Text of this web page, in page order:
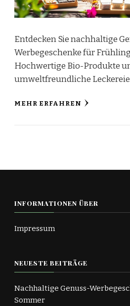
Entdecken Sie nachhaltige
Werbegeschenke für
Hochwertige Bio-Produkte
umweltfreundliche
MEHR ERFAHREN
INFORMATIONEN ÜBER
Impressum
NEUESTE BEITRÄGE
Nachhaltige Genuss-
Sommer